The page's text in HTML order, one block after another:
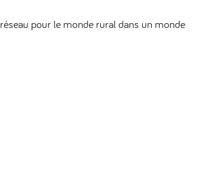
pour le monde rural dans un monde